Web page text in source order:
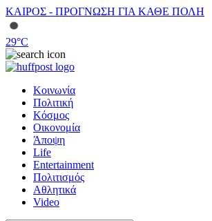
ΚΑΙΡΟΣ - ΠΡΟΓΝΩΣΗ ΓΙΑ ΚΑΘΕ ΠΟΛΗ
29°C
Κοινωνία
Πολιτική
Κόσμος
Οικονομία
Άποψη
Life
Entertainment
Πολιτισμός
Αθλητικά
Video